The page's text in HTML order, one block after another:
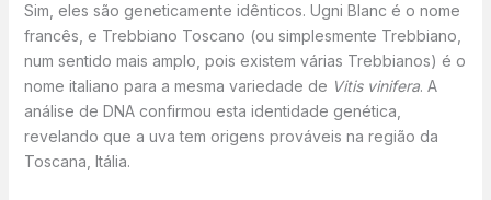
Sim, eles são geneticamente idênticos. Ugni Blanc é o nome
francês, e Trebbiano Toscano (ou simplesmente Trebbiano,
num sentido mais amplo, pois existem várias Trebbianos) é o
nome italiano para a mesma variedade de Vitis vinifera. A
análise de DNA confirmou esta identidade genética,
revelando que a uva tem origens prováveis na região da
Toscana, Itália.